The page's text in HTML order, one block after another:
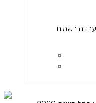
רשמית